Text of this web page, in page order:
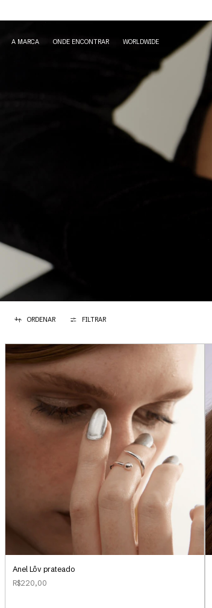
A MARCA ONDE ENCONTRAR WORLDWIDE
ORDENAR FILTRAR
Anel Lôv prateado
R$220,00